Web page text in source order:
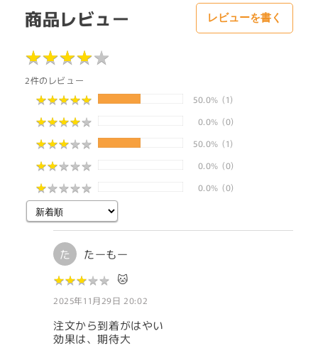
商品レビュー レビューを書く
★★★★★
★★★★★
2件のレビュー
★★★★★
★★★★★ 50.0% (1)
★★★★★
★★★★★ 0.0% (0)
★★★★★
★★★★★ 50.0% (1)
★★★★★
★★★★★ 0.0% (0)
★★★★★
★★★★★ 0.0% (0)
た たーもー
★★★★★
★★★★★ 🐱
2025年11月29日 20:02
注文から到着がはやい
効果は、期待大